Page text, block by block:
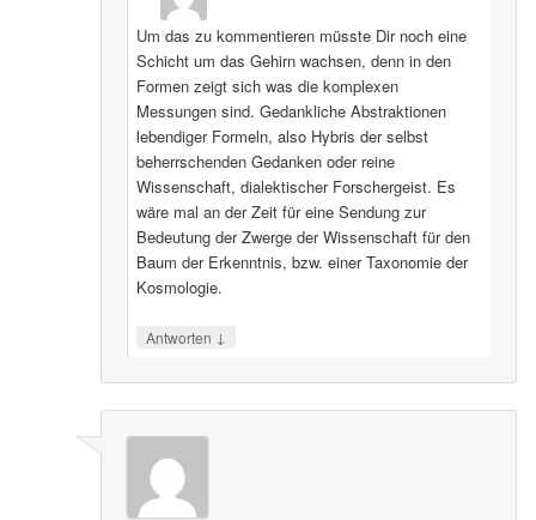
Um das zu kommentieren müsste Dir noch eine
Schicht um das Gehirn wachsen, denn in den
Formen zeigt sich was die komplexen
Messungen sind. Gedankliche Abstraktionen
lebendiger Formeln, also Hybris der selbst
beherrschenden Gedanken oder reine
Wissenschaft, dialektischer Forschergeist. Es
wäre mal an der Zeit für eine Sendung zur
Bedeutung der Zwerge der Wissenschaft für den
Baum der Erkenntnis, bzw. einer Taxonomie der
Kosmologie.
Antworten ↓